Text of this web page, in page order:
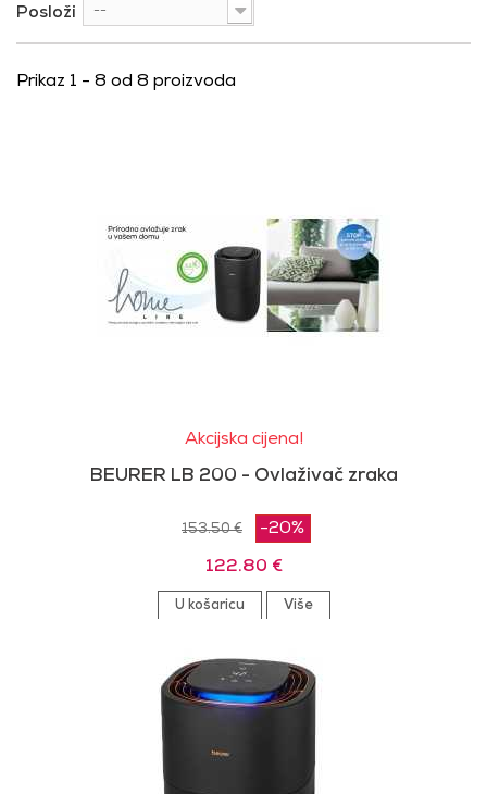
Posloži --
Prikaz 1 - 8 od 8 proizvoda
Akcijska cijena!
BEURER LB 200 - Ovlaživač zraka
153.50 € -20%
122.80 €
U košaricu Više